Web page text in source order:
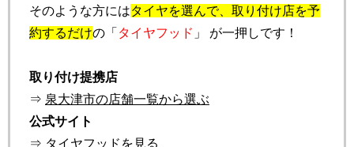
そのような方にはタイヤを選んで、取り付け店を予
約するだけの「 タイヤフッド 」 が一押しです！
取り付け提携店
⇒ 泉大津市の店舗一覧から選ぶ
公式サイト
⇒ タイヤフッドを見る